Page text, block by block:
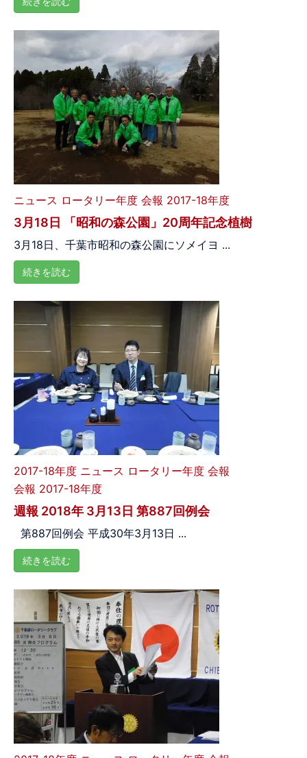
ニュース ロータリー年度 会報 2017-18年度
3月18日 「昭和の森公園」20周年記念植樹
3月18日、千葉市昭和の森公園にソメイヨ ...
続きを読む
2017-18年度 ニュース ロータリー年度 会報
会報 2017-18年度
週報 2018年 3月13日 第887回例会
第887回例会 平成30年3月13日 ...
続きを読む